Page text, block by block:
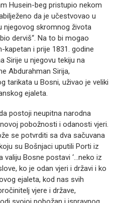
Husein-beg pristupio nekom
da je učestvovao u
njegovog skromnog života
derviš“. Na to bi mogao
kapetan i prije 1831. godine
Sirije u njegovu tekiju na
Abdurahman Sirija,
tarikata u Bosni, uživao je veliki
ejaleta.
postoji neupitna narodna
pobožnosti i odanosti vjeri.
se potvrditi sa dva sačuvana
su Bošnjaci uputili Porti iz
valiju Bosne postavi ‘…neko iz
ko je odan vjeri i državi i ko
ejaleta, kod nas svih
vjere i države,